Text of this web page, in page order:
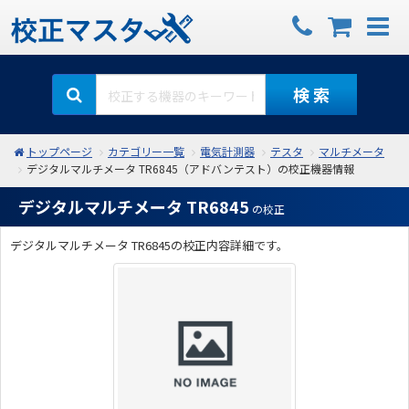
検 索
トップページ カテゴリー一覧 電気計測器 テスタ
マルチメータ
デジタルマルチメータ TR6845（アドバンテスト）の校正機器情報
デジタルマルチメータ TR6845 の校正
デジタルマルチメータ TR6845の校正内容詳細です。